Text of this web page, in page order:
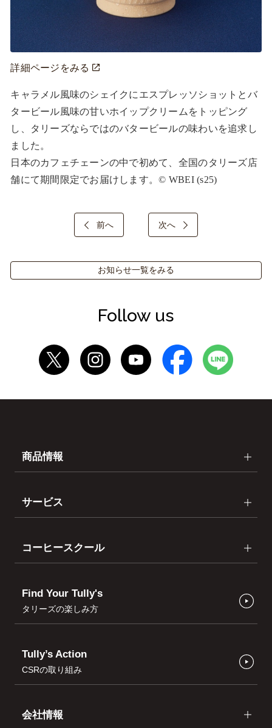
詳細ページをみる
キャラメル風味のシェイクにエスプレッソショットとバ
タービール風味の甘いホイップクリームをトッピング
し、タリーズならではのバタービールの味わいを追求し
ました。
日本のカフェチェーンの中で初めて、全国のタリーズ店
舗にて期間限定でお届けします。© WBEI (s25)
前へ 次へ
お知らせ一覧をみる
Follow us
商品情報
サービス
コーヒースクール
Find Your Tully's
タリーズの楽しみ方
Tully’s Action
CSRの取り組み
会社情報